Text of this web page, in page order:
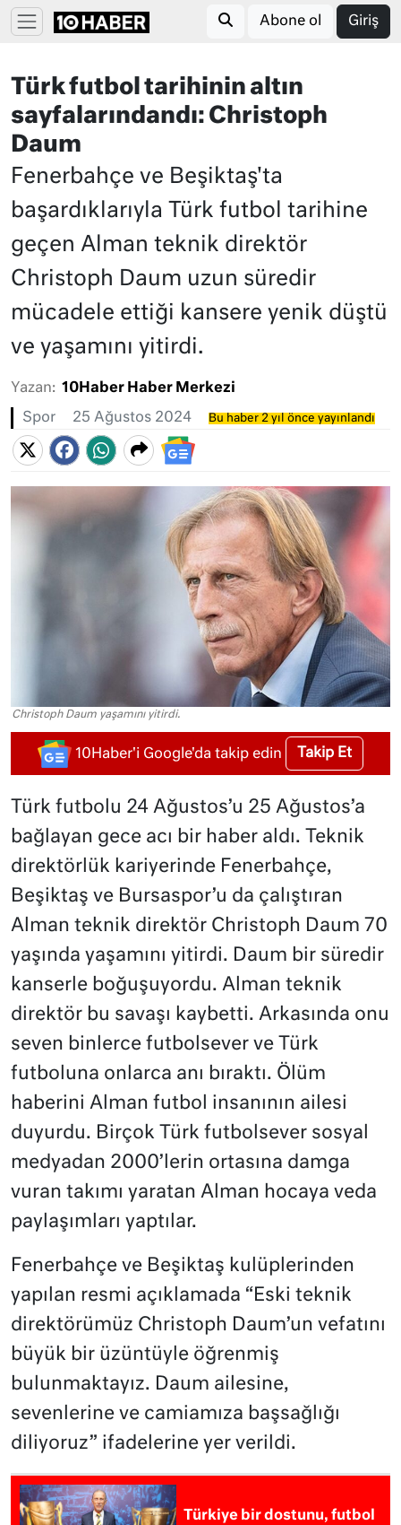
Abone ol Giriş
Türk futbol tarihinin altın
sayfalarındandı: Christoph
Daum
Fenerbahçe ve Beşiktaş'ta
başardıklarıyla Türk futbol tarihine
geçen Alman teknik direktör
Christoph Daum uzun süredir
mücadele ettiği kansere yenik düştü
ve yaşamını yitirdi.
Yazan: 10Haber Haber Merkezi
Spor 25 Ağustos 2024 Bu haber 2 yıl önce yayınlandı
Christoph Daum yaşamını yitirdi.
10Haber'i Google'da takip edin Takip Et
Türk futbolu 24 Ağustos’u 25 Ağustos’a
bağlayan gece acı bir haber aldı. Teknik
direktörlük kariyerinde Fenerbahçe,
Beşiktaş ve Bursaspor’u da çalıştıran
Alman teknik direktör Christoph Daum 70
yaşında yaşamını yitirdi. Daum bir süredir
kanserle boğuşuyordu. Alman teknik
direktör bu savaşı kaybetti. Arkasında onu
seven binlerce futbolsever ve Türk
futboluna onlarca anı bıraktı. Ölüm
haberini Alman futbol insanının ailesi
duyurdu. Birçok Türk futbolsever sosyal
medyadan 2000’lerin ortasına damga
vuran takımı yaratan Alman hocaya veda
paylaşımları yaptılar.
Fenerbahçe ve Beşiktaş kulüplerinden
yapılan resmi açıklamada “Eski teknik
direktörümüz Christoph Daum’un vefatını
büyük bir üzüntüyle öğrenmiş
bulunmaktayız. Daum ailesine,
sevenlerine ve camiamıza başsağlığı
diliyoruz” ifadelerine yer verildi.
Türkiye bir dostunu, futbol